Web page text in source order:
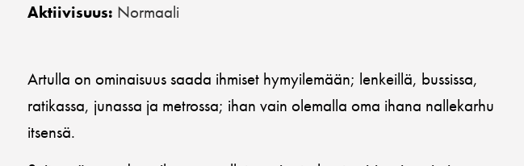
Aktiivisuus: Normaali
Artulla on ominaisuus saada ihmiset hymyilemään; lenkeillä, bussissa,
ratikassa, junassa ja metrossa; ihan vain olemalla oma ihana nallekarhu
itsensä.